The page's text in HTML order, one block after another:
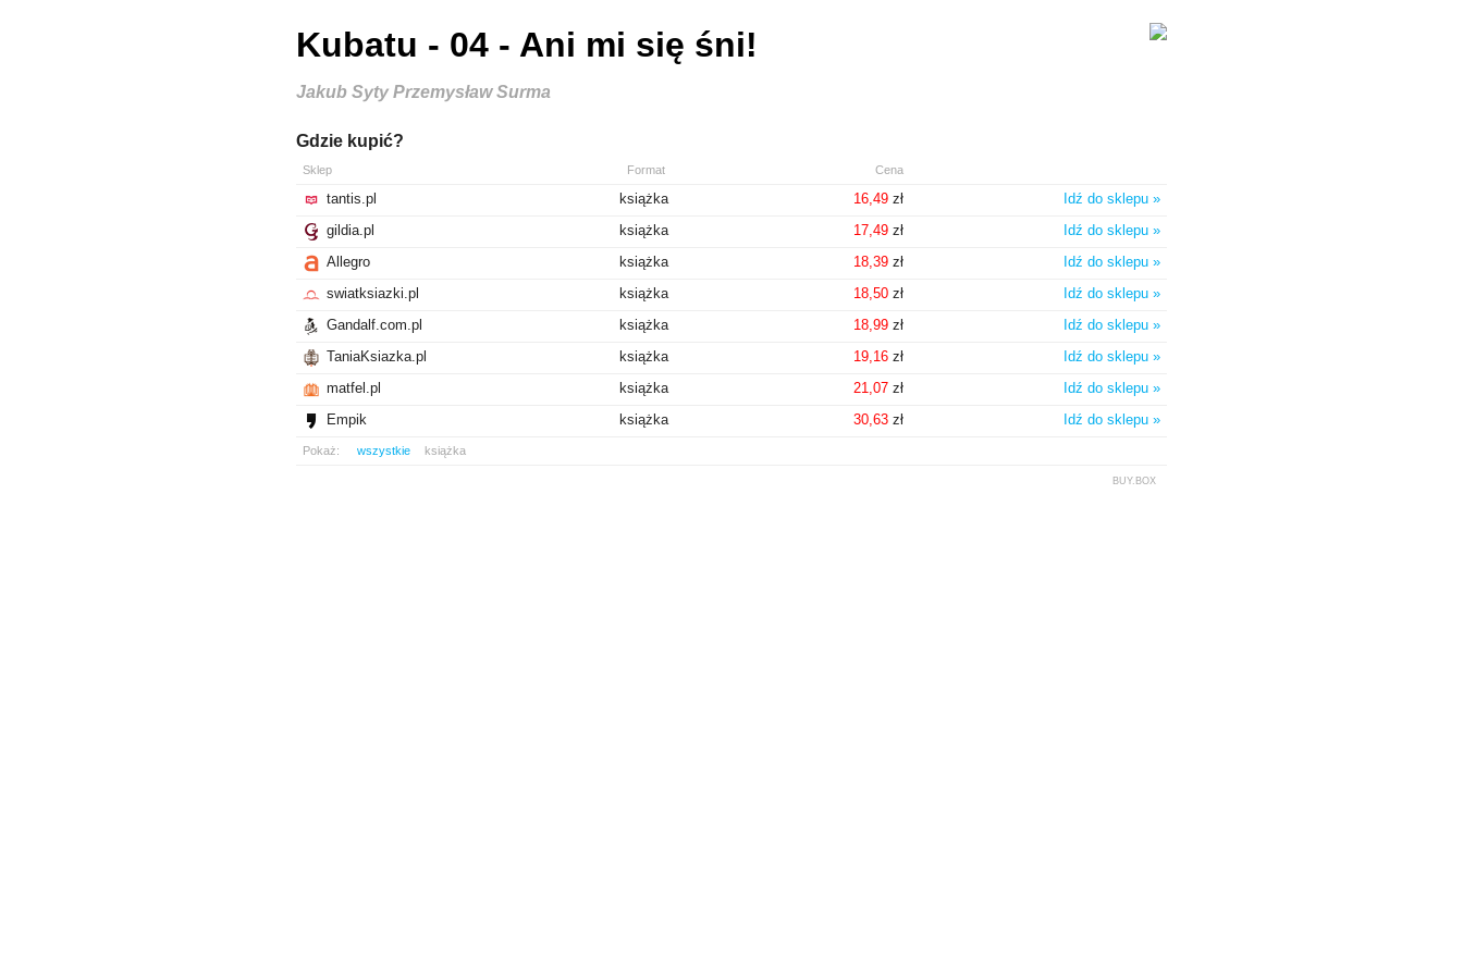
Kubatu - 04 - Ani mi się śni!
Jakub Syty Przemysław Surma
Gdzie kupić?
Sklep Format Cena
tantis.pl książka 16,49zł
Idź do sklepu »
gildia.pl
książka 17,49zł
Idź do sklepu »
Allegro
książka 18,39zł
Idź do sklepu »
swiatksiazki.pl
książka 18,50zł
Idź do sklepu »
Gandalf.com.pl
książka 18,99zł
Idź do sklepu »
TaniaKsiazka.pl
książka 19,16zł
Idź do sklepu »
matfel.pl
książka 21,07zł
Idź do sklepu »
Empik
książka 30,63zł Idź do sklepu »
Pokaż: wszystkie książka
BUY.BOX